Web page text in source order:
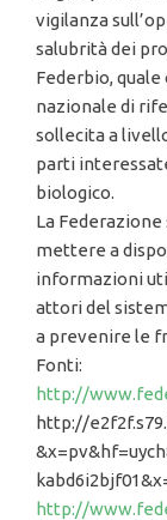
vigilanza
salubrità dei
Federbio,
nazionale di
sollecita a
parti
biologico.
La
mettere a
informazioni
attori del
a prevenire le
Fonti:
http://
http://
http://